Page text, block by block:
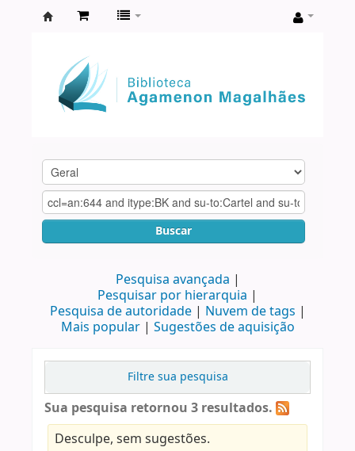
Agamenon
Magalhães
Buscar
Pesquisa avançada
Pesquisar por hierarquia
Pesquisa de autoridade
Nuvem de tags
Mais popular
Sugestões de aquisição
Filtre sua pesquisa
Sua pesquisa retornou 3 resultados.
Desculpe, sem sugestões.